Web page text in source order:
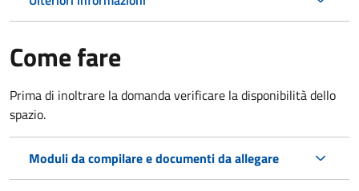
Come fare
Prima di inoltrare la domanda verificare la disponibilità dello
spazio.
Moduli da compilare e documenti da allegare